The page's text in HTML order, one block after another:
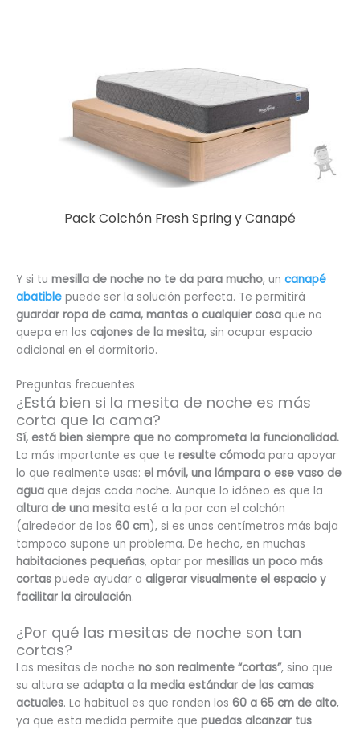
Pack Colchón Fresh Spring y Canapé
Y si tu mesilla de noche no te da para mucho, un canapé
abatible puede ser la solución perfecta. Te permitirá
guardar ropa de cama, mantas o cualquier cosa que no
quepa en los cajones de la mesita, sin ocupar espacio
adicional en el dormitorio.
Preguntas frecuentes
¿Está bien si la mesita de noche es más
corta que la cama?
Sí, está bien siempre que no comprometa la funcionalidad.
Lo más importante es que te resulte cómoda para apoyar
lo que realmente usas: el móvil, una lámpara o ese vaso de
agua que dejas cada noche. Aunque lo idóneo es que la
altura de una mesita esté a la par con el colchón
(alrededor de los 60 cm), si es unos centímetros más baja
tampoco supone un problema. De hecho, en muchas
habitaciones pequeñas, optar por mesillas un poco más
cortas puede ayudar a aligerar visualmente el espacio y
facilitar la circulación.
¿Por qué las mesitas de noche son tan
cortas?
Las mesitas de noche no son realmente “cortas”, sino que
su altura se adapta a la media estándar de las camas
actuales. Lo habitual es que ronden los 60 a 65 cm de alto,
ya que esta medida permite que puedas alcanzar tus